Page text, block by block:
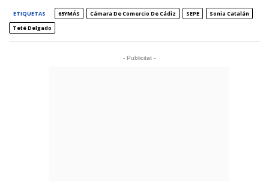
ETIQUETAS 65YMÁS Cámara De Comercio De Cádiz SEPE
Sonia Catalán
Teté Delgado
- Publicitat -